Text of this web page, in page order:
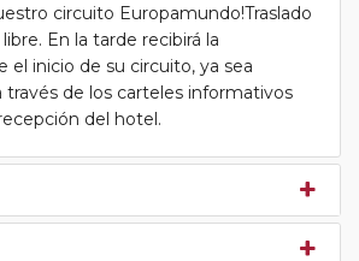
circuito Europamundo!Traslado
En la tarde recibirá la
el inicio de su circuito, ya sea
de los carteles informativos
del hotel.